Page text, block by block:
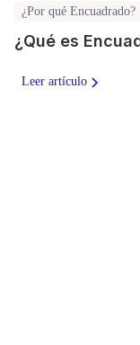
¿Por qué Encuadrado?
¿Qué es
Leer artículo